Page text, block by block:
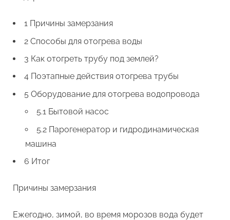
1 Причины замерзания
2 Способы для отогрева воды
3 Как отогреть трубу под землей?
4 Поэтапные действия отогрева трубы
5 Оборудование для отогрева водопровода
5.1 Бытовой насос
5.2 Парогенератор и гидродинамическая
машина
6 Итог
Причины замерзания
Ежегодно, зимой, во время морозов вода будет